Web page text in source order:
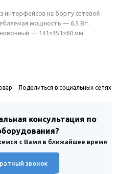
интерфейсов на борту сетевой
мощность — 6.5 Вт.
— 141×351×60 мм.
Поделиться в социальных сетях
консультация по
с Вами в ближайшее время
звонок